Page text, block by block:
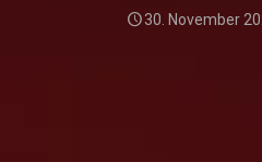
30. November